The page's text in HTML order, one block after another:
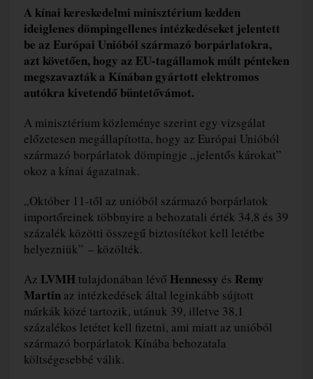
A kínai kereskedelmi minisztérium kedden
ideiglenes dömpingellenes intézkedéseket jelentett
be az Európai Unióból származó borpárlatokra,
azt követően, hogy az EU-tagállamok múlt pénteken
megszavazták a Kínában gyártott elektromos
autókra kivetendő büntetővámot.
A minisztérium közleménye szerint egy vizsgálat
előzetesen megállapította, hogy az Európai Unióból
származó borpárlatok dömpingje „jelentős károkat”
okoz a kínai ágazatnak.
„Október 11-től az unióból származó borpárlatok
importőreinek többnyire a behozatali érték 34,8 és 39
százalék közötti összegű biztosítékot kell letétbe
helyezniük” – közölték.
Az LVMH tulajdonában lévő Hennessy és Remy
Martin az intézkedések által leginkább sújtott
márkák közé tartozik, utánuk 39, illetve 38,1
százalékos letétet kell fizetni, ami miatt az unióból
származó borpárlatok Kínába behozatala
költségesebbé válik.